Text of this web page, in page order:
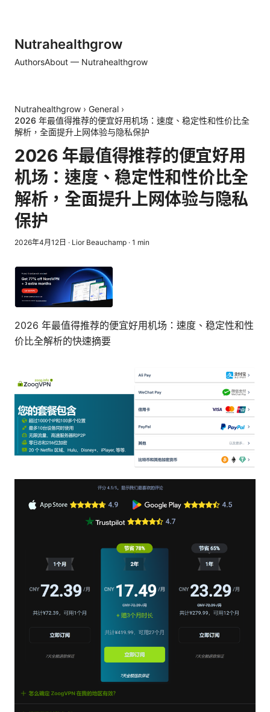
Nutrahealthgrow
AuthorsAbout — Nutrahealthgrow
Nutrahealthgrow › General ›
2026 年最值得推荐的便宜好用机场：速度、稳定性和性价比全
解析，全面提升上网体验与隐私保护
2026 年最值得推荐的便宜好用
机场：速度、稳定性和性价比全
解析，全面提升上网体验与隐私
保护
2026年4月12日 · Lior Beauchamp · 1 min
2026 年最值得推荐的便宜好用机场：速度、稳定性和性
价比全解析的快速摘要